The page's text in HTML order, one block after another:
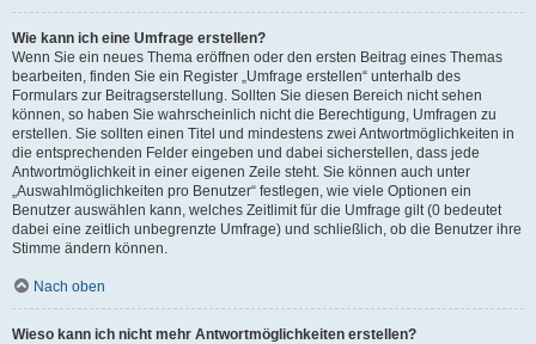
Wie kann ich eine Umfrage erstellen?
Wenn Sie ein neues Thema eröffnen oder den ersten Beitrag eines Themas
bearbeiten, finden Sie ein Register „Umfrage erstellen“ unterhalb des
Formulars zur Beitragserstellung. Sollten Sie diesen Bereich nicht sehen
können, so haben Sie wahrscheinlich nicht die Berechtigung, Umfragen zu
erstellen. Sie sollten einen Titel und mindestens zwei Antwortmöglichkeiten in
die entsprechenden Felder eingeben und dabei sicherstellen, dass jede
Antwortmöglichkeit in einer eigenen Zeile steht. Sie können auch unter
„Auswahlmöglichkeiten pro Benutzer“ festlegen, wie viele Optionen ein
Benutzer auswählen kann, welches Zeitlimit für die Umfrage gilt (0 bedeutet
dabei eine zeitlich unbegrenzte Umfrage) und schließlich, ob die Benutzer ihre
Stimme ändern können.
Nach oben
Wieso kann ich nicht mehr Antwortmöglichkeiten erstellen?